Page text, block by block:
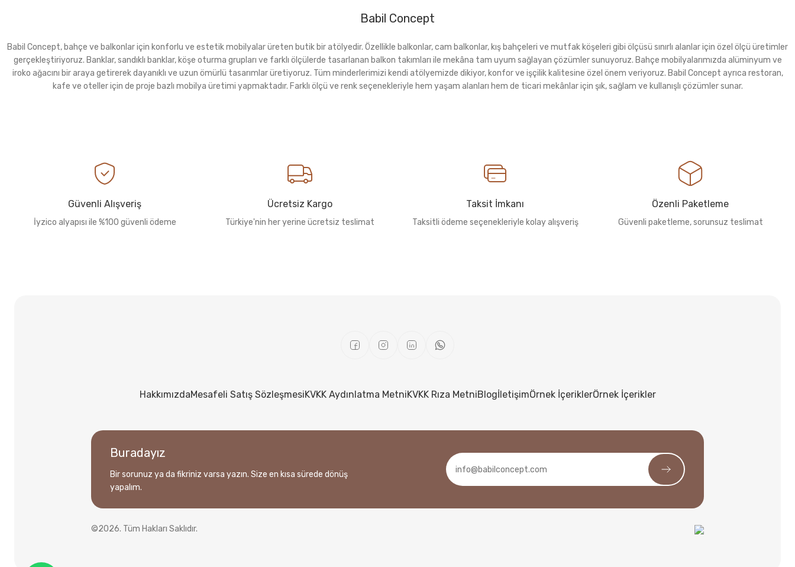
Babil Concept
Babil Concept, bahçe ve balkonlar için konforlu ve estetik mobilyalar üreten butik bir atölyedir. Özellikle balkonlar, cam balkonlar, kış bahçeleri ve mutfak köşeleri gibi ölçüsü sınırlı alanlar için özel ölçü üretimler
gerçekleştiriyoruz. Banklar, sandıklı banklar, köşe oturma grupları ve farklı ölçülerde tasarlanan balkon takımları ile mekâna tam uyum sağlayan çözümler sunuyoruz. Bahçe mobilyalarımızda alüminyum ve
iroko ağacını bir araya getirerek dayanıklı ve uzun ömürlü tasarımlar üretiyoruz. Tüm minderlerimizi kendi atölyemizde dikiyor, konfor ve işçilik kalitesine özel önem veriyoruz. Babil Concept ayrıca restoran,
kafe ve oteller için de proje bazlı mobilya üretimi yapmaktadır. Farklı ölçü ve renk seçenekleriyle hem yaşam alanları hem de ticari mekânlar için şık, sağlam ve kullanışlı çözümler sunar.
Güvenli Alışveriş
İyzico alyapısı ile %100 güvenli ödeme
Ücretsiz Kargo
Türkiye'nin her yerine ücretsiz teslimat
Taksit İmkanı
Taksitli ödeme seçenekleriyle kolay alışveriş
Özenli Paketleme
Güvenli paketleme, sorunsuz teslimat
HakkımızdaMesafeli Satış SözleşmesiKVKK Aydınlatma MetniKVKK Rıza MetniBlogİletişimÖrnek İçeriklerÖrnek İçerikler
Buradayız
Bir sorunuz ya da fikriniz varsa yazın. Size en kısa sürede dönüş
yapalım.
©2026. Tüm Hakları Saklıdır.